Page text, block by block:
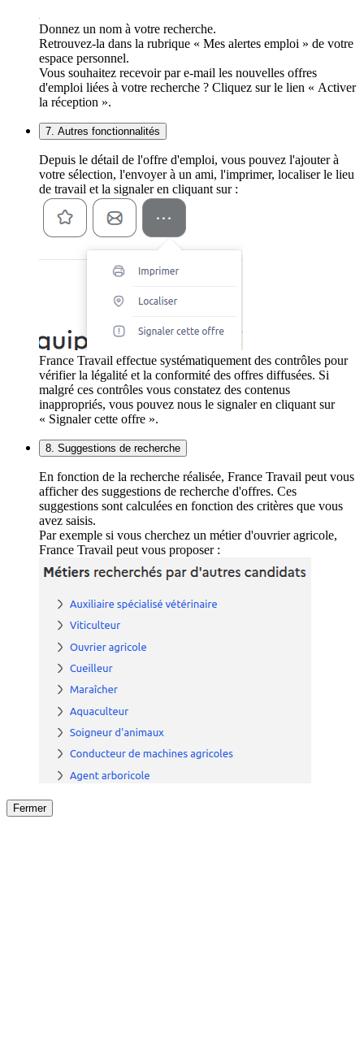
Donnez un nom à votre recherche.
Retrouvez-la dans la rubrique « Mes alertes emploi » de votre
espace personnel.
Vous souhaitez recevoir par e-mail les nouvelles offres
d'emploi liées à votre recherche ? Cliquez sur le lien « Activer
la réception ».
7. Autres fonctionnalités
Depuis le détail de l'offre d'emploi, vous pouvez l'ajouter à
votre sélection, l'envoyer à un ami, l'imprimer, localiser le lieu
de travail et la signaler en cliquant sur :
France Travail effectue systématiquement des contrôles pour
vérifier la légalité et la conformité des offres diffusées. Si
malgré ces contrôles vous constatez des contenus
inappropriés, vous pouvez nous le signaler en cliquant sur
« Signaler cette offre ».
8. Suggestions de recherche
En fonction de la recherche réalisée, France Travail peut vous
afficher des suggestions de recherche d'offres. Ces
suggestions sont calculées en fonction des critères que vous
avez saisis.
Par exemple si vous cherchez un métier d'ouvrier agricole,
France Travail peut vous proposer :
Fermer